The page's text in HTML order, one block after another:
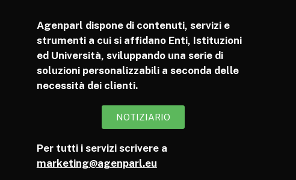
Agenparl dispone di contenuti, servizi e
strumenti a cui si affidano Enti, Istituzioni
ed Università, sviluppando una serie di
soluzioni personalizzabili a seconda delle
necessità dei clienti.
NOTIZIARIO
Per tutti i servizi scrivere a
marketing@agenparl.eu